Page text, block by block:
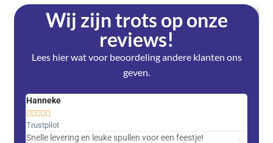
Wij zijn trots op onze
reviews!
Lees hier wat voor beoordeling andere klanten ons
geven.
Hanneke

Trustpilot
Snelle levering en leuke spullen voor een feestje!